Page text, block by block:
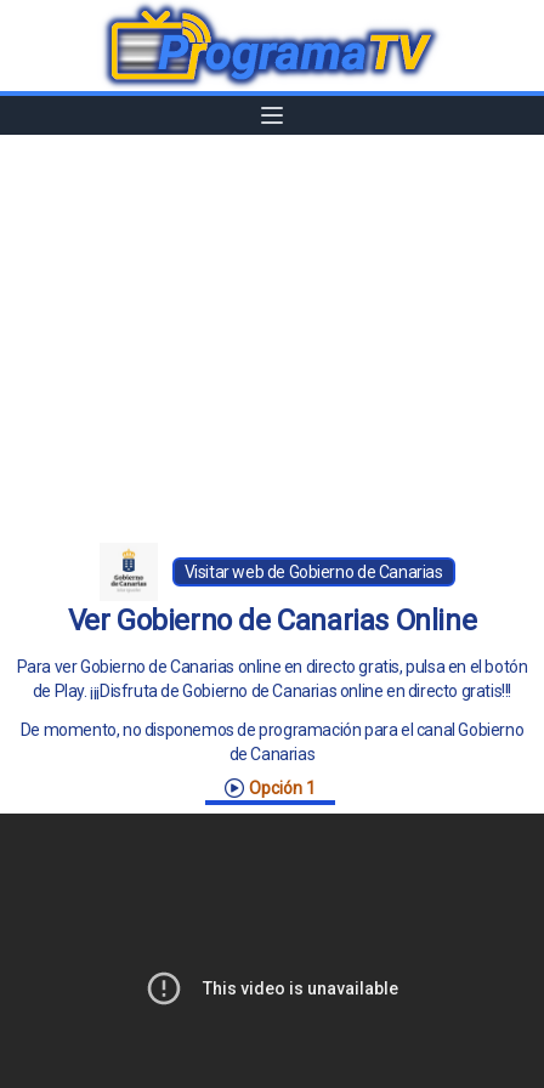
Visitar web de Gobierno de Canarias
Ver Gobierno de Canarias Online
Para ver Gobierno de Canarias online en directo gratis, pulsa en el botón
de Play. ¡¡¡Disfruta de Gobierno de Canarias online en directo gratis!!!
De momento, no disponemos de programación para el canal Gobierno
de Canarias
Opción 1